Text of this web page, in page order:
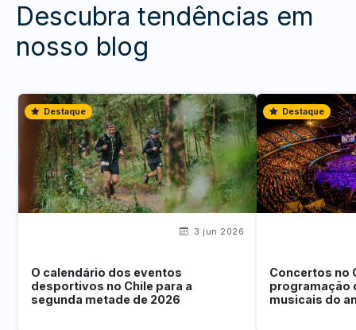
Descubra tendências em
nosso blog
Destaque
3 jun 2026
O calendário dos eventos
desportivos no Chile para a
segunda metade de 2026
Destaque
Concertos no
programação
musicais do